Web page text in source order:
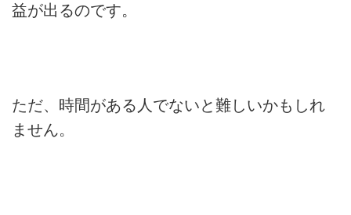
益が出るのです。
ただ、時間がある人でないと難しいかもしれ
ません。